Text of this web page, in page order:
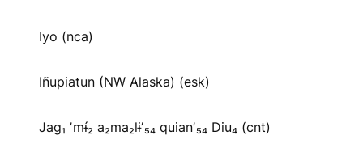
Iyo (nca)
Iñupiatun (NW Alaska) (esk)
Jag₁ ʼmɨ́₂ a₂ma₂lɨʼ₅₄ quianʼ₅₄ Diu₄ (cnt)